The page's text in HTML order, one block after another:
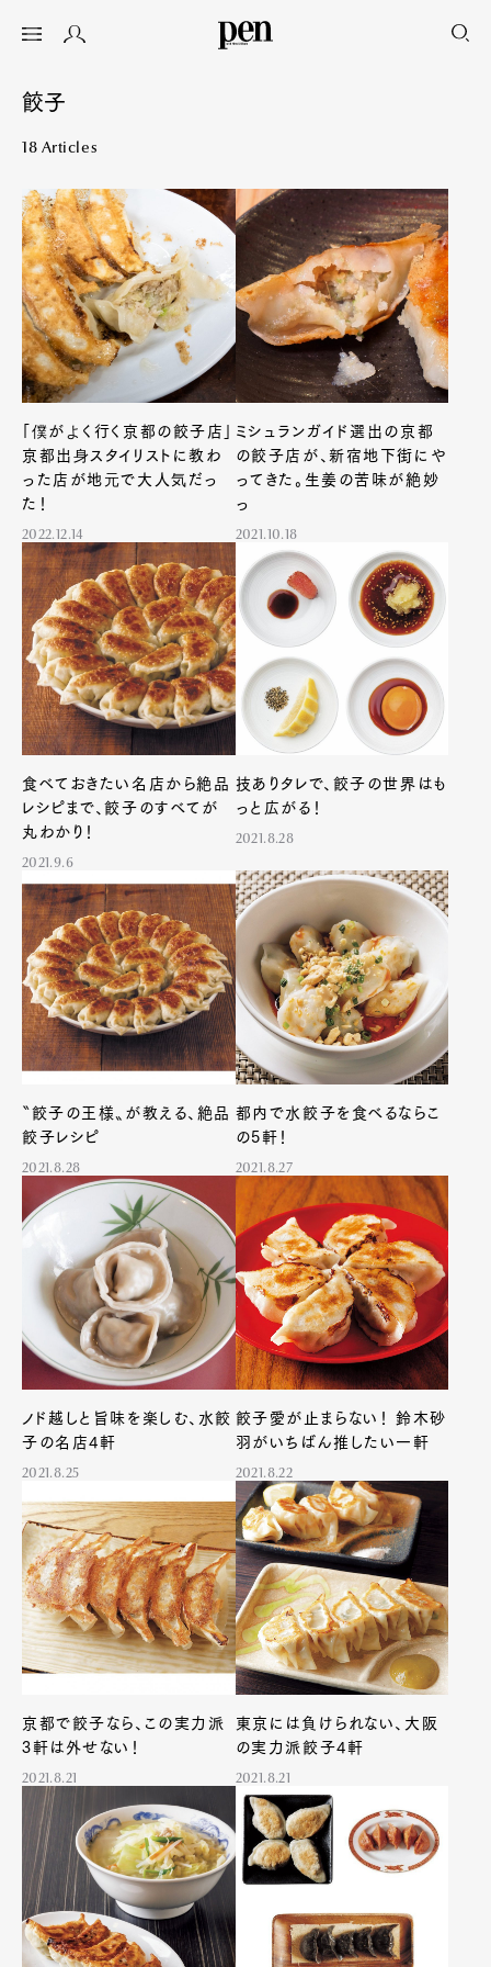
餃子
18 Articles
「僕がよく行く京都の餃子店」
京都出身スタイリストに教わ
った店が地元で大人気だっ
た！
2022.12.14
ミシュランガイド選出の京都
の餃子店が、新宿地下街にや
ってきた。生姜の苦味が絶妙
っ
2021.10.18
食べておきたい名店から絶品
レシピまで、餃子のすべてが
丸わかり！
2021.9.6
技ありタレで、餃子の世界はも
っと広がる！
2021.8.28
〝餃子の王様〟が教える、絶品
餃子レシピ
2021.8.28
都内で水餃子を食べるならこ
の5軒！
2021.8.27
ノド越しと旨味を楽しむ、水餃
子の名店4軒
2021.8.25
餃子愛が止まらない！ 鈴木砂
羽がいちばん推したい一軒
2021.8.22
京都で餃子なら、この実力派
3軒は外せない！
2021.8.21
東京には負けられない、大阪
の実力派餃子4軒
2021.8.21